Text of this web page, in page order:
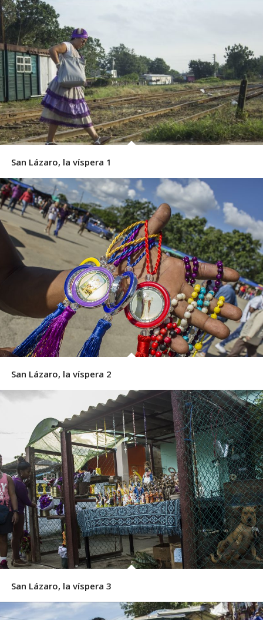
San Lázaro, la víspera 1
San Lázaro, la víspera 2
San Lázaro, la víspera 3